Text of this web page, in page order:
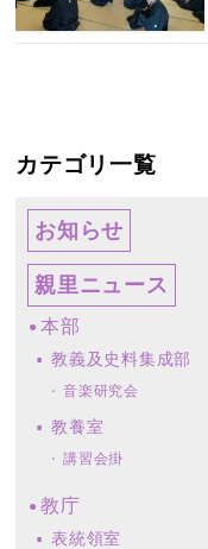
カテゴリ一覧
お知らせ
親里ニュース
本部
教義及史料集成部
音楽研究会
教養室
講習会掛
教庁
表統領室